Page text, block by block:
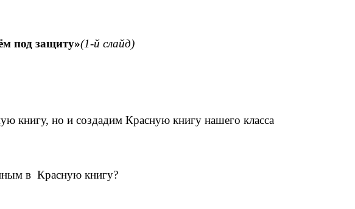
под защиту»(1-й слайд)
книгу, но и создадим Красную книгу нашего класса
в Красную книгу?